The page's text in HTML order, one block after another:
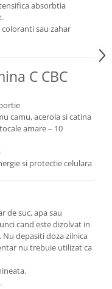
absorbtia
sau zahar
C CBC
camu, acerola si catina
amare – 10
si protectie celulara
de suc, apa sau
cand este dizolvat in
depasiti doza zilnica
nu trebuie utilizat ca